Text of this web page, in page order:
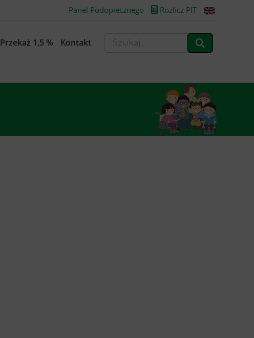
Panel Podopiecznego Rozlicz PIT
Przekaż 1,5 % Kontakt